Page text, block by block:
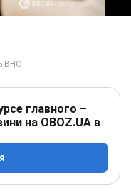
главного –
на OBOZ.UA в